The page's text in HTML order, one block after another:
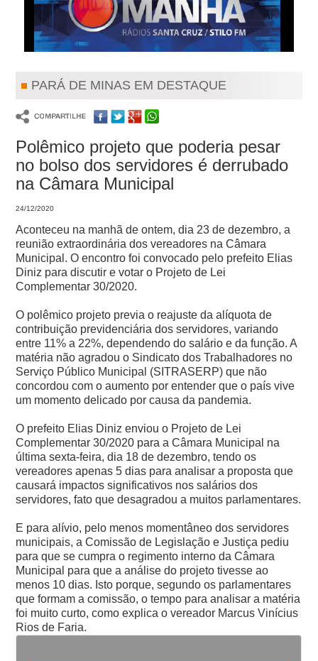
PARÁ DE MINAS EM DESTAQUE
Polêmico projeto que poderia pesar
no bolso dos servidores é derrubado
na Câmara Municipal
24/12/2020
Aconteceu na manhã de ontem, dia 23 de dezembro, a
reunião extraordinária dos vereadores na Câmara
Municipal. O encontro foi convocado pelo prefeito Elias
Diniz para discutir e votar o Projeto de Lei
Complementar 30/2020.
O polêmico projeto previa o reajuste da alíquota de
contribuição previdenciária dos servidores, variando
entre 11% a 22%, dependendo do salário e da função. A
matéria não agradou o Sindicato dos Trabalhadores no
Serviço Público Municipal (SITRASERP) que não
concordou com o aumento por entender que o país vive
um momento delicado por causa da pandemia.
O prefeito Elias Diniz enviou o Projeto de Lei
Complementar 30/2020 para a Câmara Municipal na
última sexta-feira, dia 18 de dezembro, tendo os
vereadores apenas 5 dias para analisar a proposta que
causará impactos significativos nos salários dos
servidores, fato que desagradou a muitos parlamentares.
E para alívio, pelo menos momentâneo dos servidores
municipais, a Comissão de Legislação e Justiça pediu
para que se cumpra o regimento interno da Câmara
Municipal para que a análise do projeto tivesse ao
menos 10 dias. Isto porque, segundo os parlamentares
que formam a comissão, o tempo para analisar a matéria
foi muito curto, como explica o vereador Marcus Vinícius
Rios de Faria.